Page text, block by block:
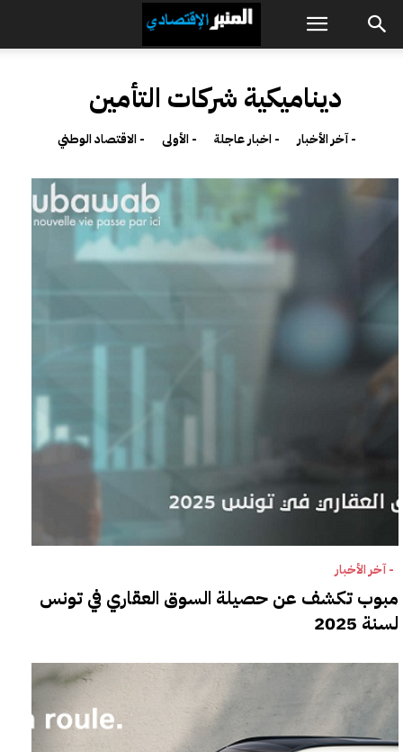
ديناميكية شركات التأمين
- آخر الأخبار - اخبار عاجلة - الأولى - الاقتصاد الوطني
- آخر الأخبار
مبوب تكشف عن حصيلة السوق العقاري في تونس
لسنة 2025